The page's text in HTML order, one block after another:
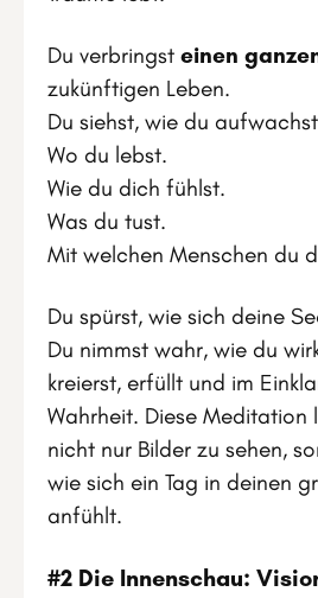
Du verbringst einen
zukünftigen Leben.
Du siehst, wie du
Wo du lebst.
Wie du dich fühlst.
Was du tust.
Mit welchen Menschen du
Du spürst, wie sich deine
Du nimmst wahr, wie du
kreierst, erfüllt und im
Wahrheit. Diese Meditation
nicht nur Bilder zu sehen,
wie sich ein Tag in deinen
anfühlt.
#2 Die Innenschau: